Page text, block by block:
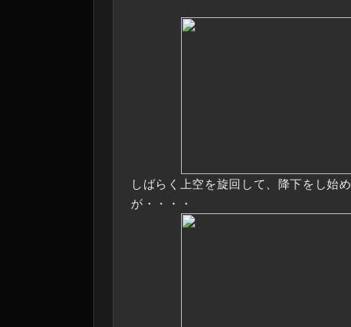
しばらく上空を旋回して、降下をし始
が・・・・